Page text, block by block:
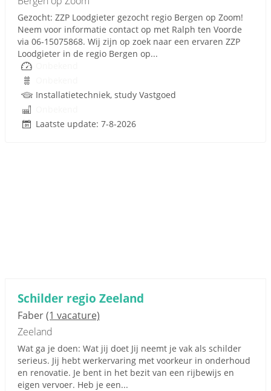
Gezocht: ZZP Loodgieter gezocht regio Bergen op Zoom!
Neem voor informatie contact op met Ralph ten Voorde
via 06-15075868. Wij zijn op zoek naar een ervaren ZZP
Loodgieter in de regio Bergen op...
Installatietechniek, study Vastgoed
Laatste update: 7-8-2026
Schilder regio Zeeland
Faber(1 vacature)
Zeeland
Wat ga je doen: Wat jij doet Jij neemt je vak als schilder
serieus. Jij hebt werkervaring met voorkeur in onderhoud
en renovatie. Je bent in het bezit van een rijbewijs en
eigen vervoer. Heb je een...